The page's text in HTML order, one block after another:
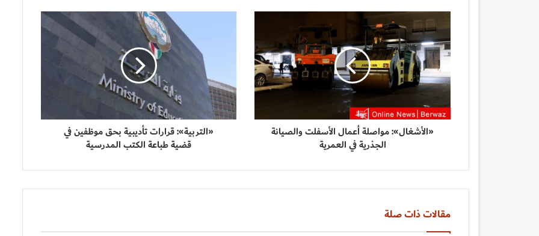
«الأشغال»: مواصلة أعمال الأسفلت والصيانة
الجذرية في العمرية
«التربية»: قرارات تأديبية بحق موظفين في
قضية طباعة الكتب المدرسية
مقالات ذات صلة